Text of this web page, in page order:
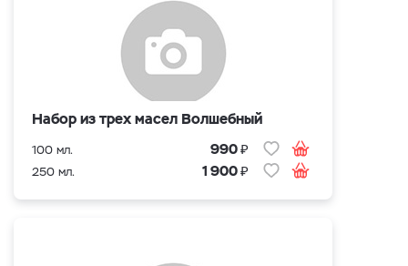
Набор из трех масел Волшебный
100 мл. 990₽
250 мл. 1 900₽